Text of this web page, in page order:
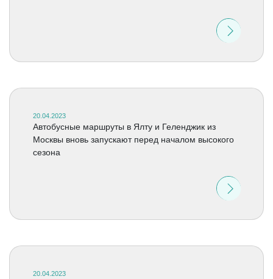
20.04.2023
Автобусные маршруты в Ялту и Геленджик из
Москвы вновь запускают перед началом высокого
сезона
20.04.2023